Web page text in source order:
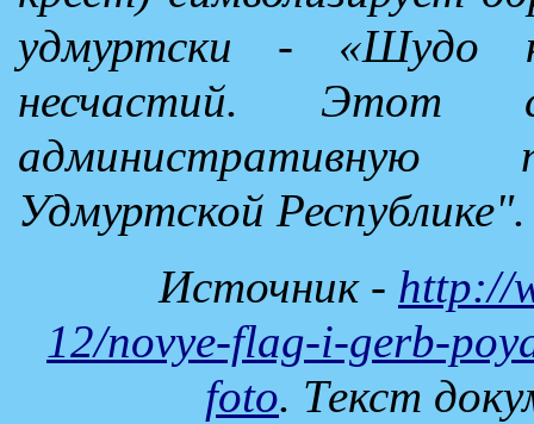
удмуртски - «Шудо
несчастий. Этот
административную
Удмуртской Республике".
Источник - http://
12/novye-flag-i-gerb-
foto. Текст